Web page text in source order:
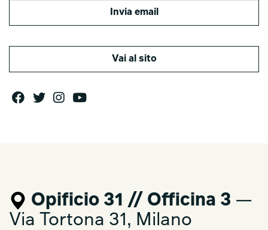
Invia email
Vai al sito
Opificio 31 // Officina 3 —
Via Tortona 31, Milano